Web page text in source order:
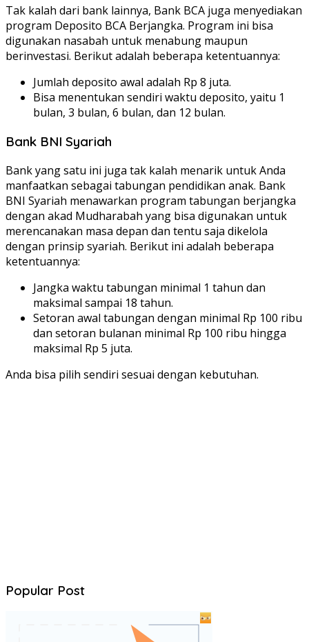
Tak kalah dari bank lainnya, Bank BCA juga menyediakan
program Deposito BCA Berjangka. Program ini bisa
digunakan nasabah untuk menabung maupun
berinvestasi. Berikut adalah beberapa ketentuannya:
Jumlah deposito awal adalah Rp 8 juta.
Bisa menentukan sendiri waktu deposito, yaitu 1
bulan, 3 bulan, 6 bulan, dan 12 bulan.
Bank BNI Syariah
Bank yang satu ini juga tak kalah menarik untuk Anda
manfaatkan sebagai tabungan pendidikan anak. Bank
BNI Syariah menawarkan program tabungan berjangka
dengan akad Mudharabah yang bisa digunakan untuk
merencanakan masa depan dan tentu saja dikelola
dengan prinsip syariah. Berikut ini adalah beberapa
ketentuannya:
Jangka waktu tabungan minimal 1 tahun dan
maksimal sampai 18 tahun.
Setoran awal tabungan dengan minimal Rp 100 ribu
dan setoran bulanan minimal Rp 100 ribu hingga
maksimal Rp 5 juta.
Anda bisa pilih sendiri sesuai dengan kebutuhan.
Popular Post